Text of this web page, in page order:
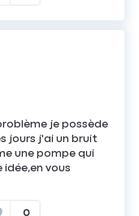
je possède
jours j'ai un bruit
une pompe qui
vous
0